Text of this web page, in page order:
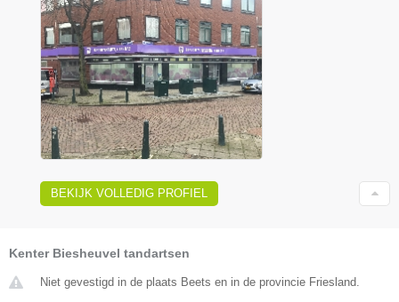
BEKIJK VOLLEDIG PROFIEL
Kenter Biesheuvel tandartsen
Niet gevestigd in de plaats Beets en in de provincie Friesland.